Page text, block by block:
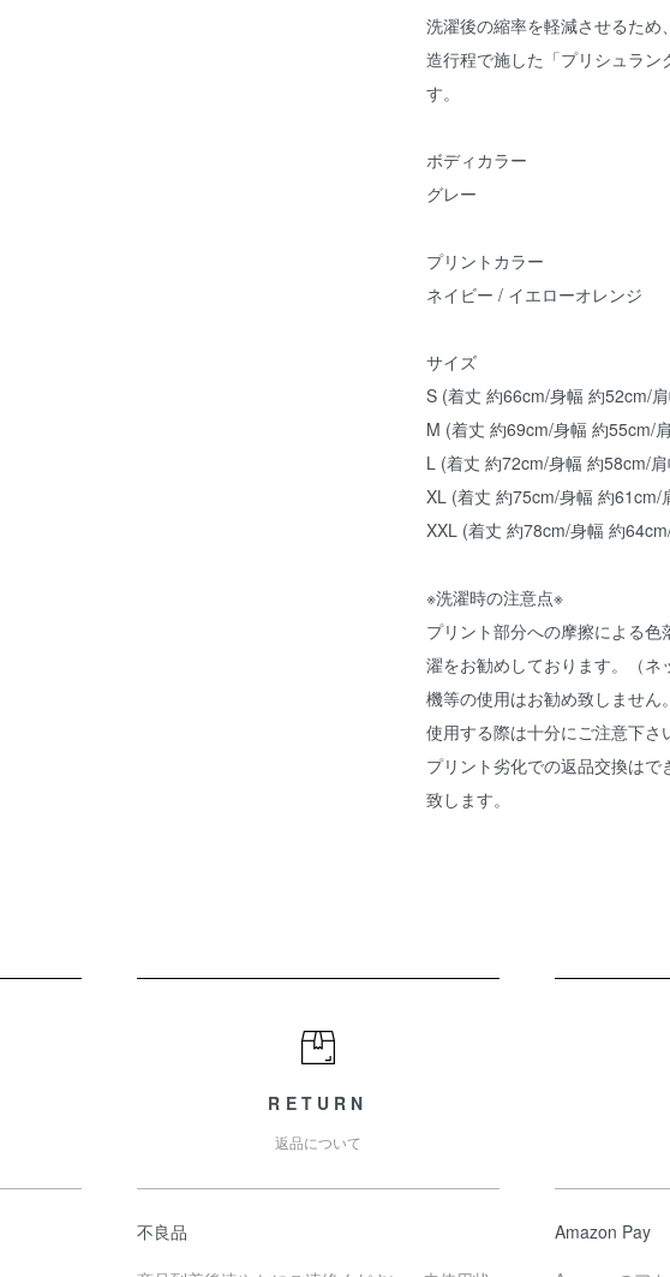
洗濯後の縮率を軽減させるた
造行程で施した「プリシュラン
す。
ボディカラー
グレー
プリントカラー
ネイビー / イエローオレンジ
サイズ
S (着丈 約66cm/身幅 約52cm/
M (着丈 約69cm/身幅 約55cm/
L (着丈 約72cm/身幅 約58cm/
XL (着丈 約75cm/身幅 約61cm/
XXL (着丈 約78cm/身幅 約
※洗濯時の注意点※
プリント部分への摩擦による
濯をお勧めしております。（
機等の使用はお勧め致しません。
使用する際は十分にご注意下さ
プリント劣化での返品交換は
致します。
RETURN
返品について
不良品
Amazon Pay